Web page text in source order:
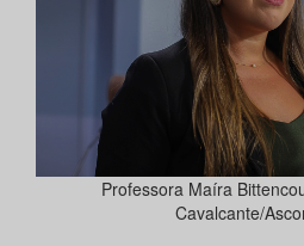
Professora Maíra
Cavalcante/